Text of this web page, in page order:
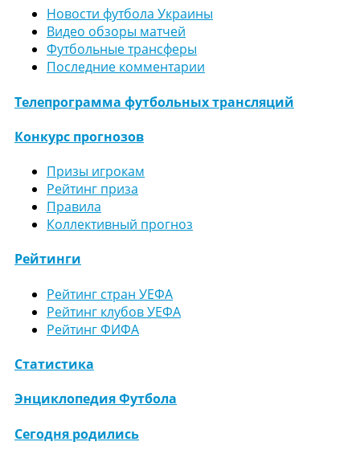
Новости футбола Украины
Видео обзоры матчей
Футбольные трансферы
Последние комментарии
Телепрограмма футбольных трансляций
Конкурс прогнозов
Призы игрокам
Рейтинг приза
Правила
Коллективный прогноз
Рейтинги
Рейтинг стран УЕФА
Рейтинг клубов УЕФА
Рейтинг ФИФА
Статистика
Энциклопедия Футбола
Сегодня родились